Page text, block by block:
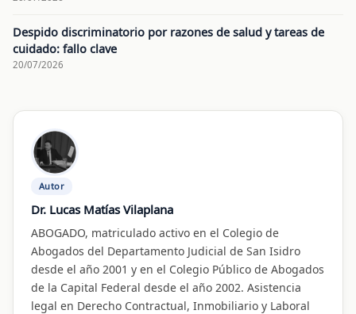
Despido discriminatorio por razones de salud y tareas de
cuidado: fallo clave
20/07/2026
Autor
Dr. Lucas Matías Vilaplana
ABOGADO, matriculado activo en el Colegio de
Abogados del Departamento Judicial de San Isidro
desde el año 2001 y en el Colegio Público de Abogados
de la Capital Federal desde el año 2002. Asistencia
legal en Derecho Contractual, Inmobiliario y Laboral